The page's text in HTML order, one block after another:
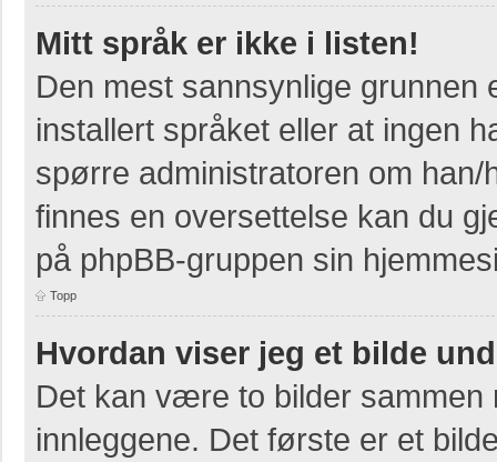
Mitt språk er ikke i listen!
Den mest sannsynlige grunnen
installert språket eller at ingen
spørre administratoren om
finnes en oversettelse kan du
på phpBB-gruppen sin
Topp
Hvordan viser jeg et bilde
Det kan være to bilder
innleggene. Det første er et